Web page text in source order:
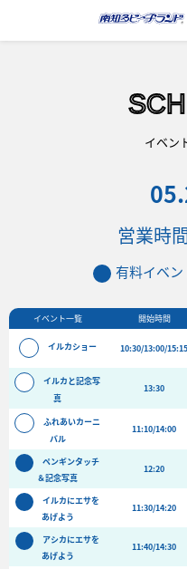
海の生きもの
おもちゃ王国
団体向けプラン情報
イベン
営業時
有料イベン
イベント一覧 開始時間
イルカショー 10:30/13:00/15:15
イルカと記念写
真
13:30
ふれあいカーニ
バル
11:10/14:00
ペンギンタッチ
＆記念写真
12:20
イルカにエサを
あげよう
11:30/14:20
アシカにエサを
あげよう
11:40/14:30